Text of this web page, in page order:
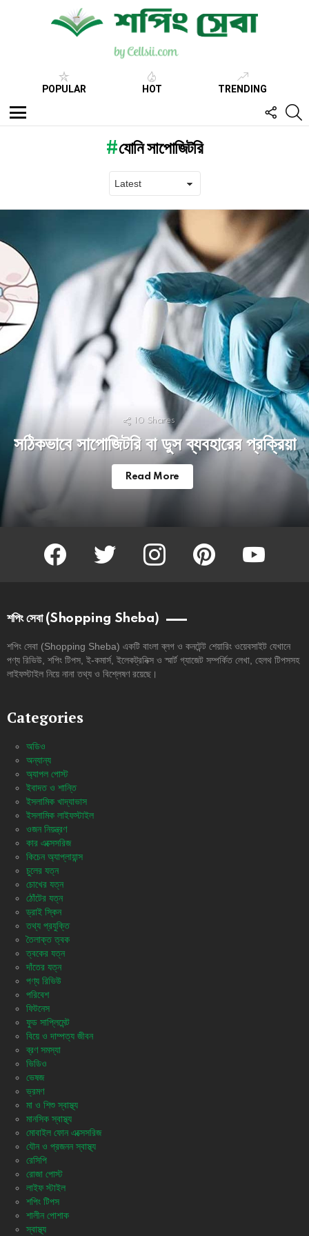
POPULAR HOT TRENDING
Menu
US
যোনি সাপোজিটরি
Latest
stories
10 Shares
সঠিকভাবে সাপোজিটরি বা ডুস ব্যবহারের প্রক্রিয়া
Read More
facebook twitter instagram pinterest youtube
শপিং সেবা (Shopping Sheba)
শপিং সেবা (Shopping Sheba) একটি বাংলা ব্লগ ও কনটেন্ট শেয়ারিং ওয়েবসাইট যেখানে
পণ্য রিভিউ, শপিং টিপস, ই-কমার্স, ইলেকট্রনিক্স ও স্মার্ট গ্যাজেট সম্পর্কিত লেখা, হেলথ টিপসসহ
লাইফস্টাইল নিয়ে নানা তথ্য ও বিশ্লেষণ রয়েছে।
Categories
অডিও
অন্যান্য
অ্যাপল পোস্ট
ইবাদত ও শান্তি
ইসলামিক খাদ্যাভাস
ইসলামিক লাইফস্টাইল
ওজন নিয়ন্ত্রণ
কার এক্সেসরিজ
কিচেন অ্যাপ্লায়ান্স
চুলের যত্ন
চোখের যত্ন
ঠোঁটের যত্ন
ড্রাই স্কিন
তথ্য প্রযুক্তি
তৈলাক্ত ত্বক
ত্বকের যত্ন
দাঁতের যত্ন
পণ্য রিভিউ
পরিবেশ
ফিটনেস
ফুড সাপ্লিমেন্ট
বিয়ে ও দাম্পত্য জীবন
ব্রণ সমস্যা
ভিডিও
ভেষজ
ভ্রমণ
মা ও শিশু স্বাস্থ্য
মানসিক স্বাস্থ্য
মোবাইল ফোন এক্সেসরিজ
যৌন ও প্রজনন স্বাস্থ্য
রেসিপি
রোজা পোস্ট
লাইফ স্টাইল
শপিং টিপস
শালীন পোশাক
স্বাস্থ্য